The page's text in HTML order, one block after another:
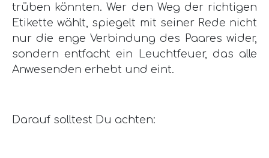
trüben könnten. Wer den Weg der richtigen
Etikette wählt, spiegelt mit seiner Rede nicht
nur die enge Verbindung des Paares wider,
sondern entfacht ein Leuchtfeuer, das alle
Anwesenden erhebt und eint.
Darauf solltest Du achten: